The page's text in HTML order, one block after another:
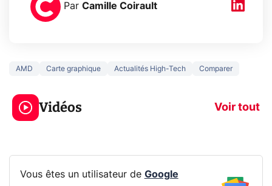
Par Camille Coirault
AMD Carte graphique Actualités High-Tech Comparer
Vidéos Voir tout
3 écrans en 1 pour
319€ ? Voici L'AOC
CQ32G4ZA !
5
prochaine
Vous êtes un utilisateur de Google